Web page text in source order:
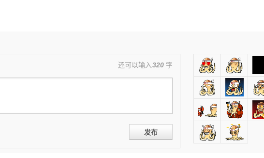
还可以输入320 字
发布